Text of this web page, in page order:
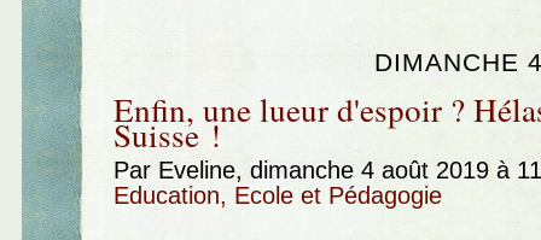
DIMANCHE
Enfin, une lueur d'espoir ?
Suisse !
Par Eveline, dimanche 4 août 2019 à
Education, Ecole et Pédagogie